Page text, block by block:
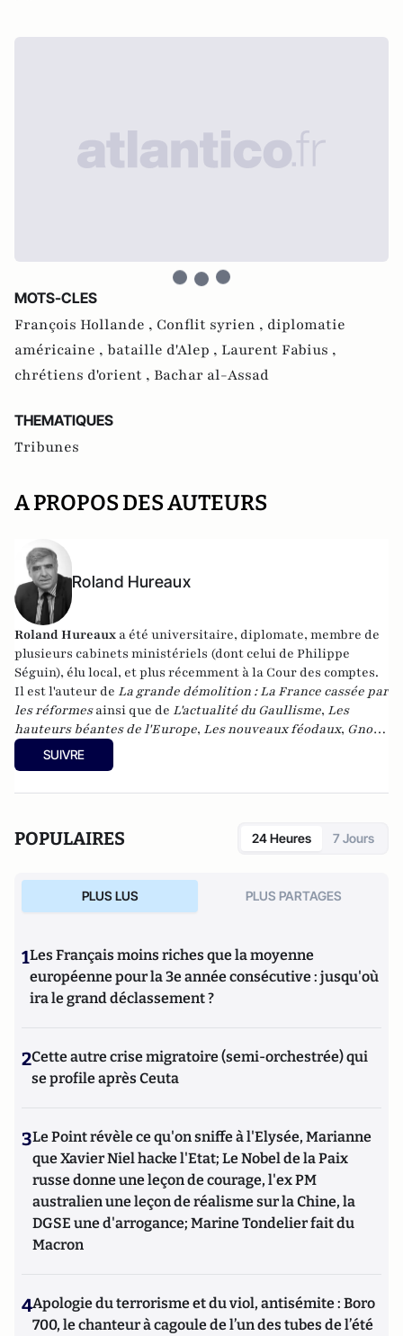
MOTS-CLES
François Hollande , Conflit syrien , diplomatie
américaine , bataille d'Alep , Laurent Fabius ,
chrétiens d'orient , Bachar al-Assad
THEMATIQUES
Tribunes
A PROPOS DES AUTEURS
Roland Hureaux
Roland Hureaux a été universitaire, diplomate, membre de
plusieurs cabinets ministériels (dont celui de Philippe
Séguin), élu local, et plus récemment à la Cour des comptes.
Il est l'auteur de La grande démolition : La France cassée par
les réformes ainsi que de L'actualité du Gaullisme, Les
hauteurs béantes de l'Europe, Les nouveaux féodaux, Gnose
et gnostiques des origines à nos jours
SUIVRE
POPULAIRES 24 Heures 7 Jours
PLUS LUS PLUS PARTAGES
1Les Français moins riches que la moyenne
européenne pour la 3e année consécutive : jusqu'où
ira le grand déclassement ?
2Cette autre crise migratoire (semi-orchestrée) qui
se profile après Ceuta
3Le Point révèle ce qu'on sniffe à l'Elysée, Marianne
que Xavier Niel hacke l'Etat; Le Nobel de la Paix
russe donne une leçon de courage, l'ex PM
australien une leçon de réalisme sur la Chine, la
DGSE une d'arrogance; Marine Tondelier fait du
Macron
4Apologie du terrorisme et du viol, antisémite : Boro
700, le chanteur à cagoule de l’un des tubes de l’été